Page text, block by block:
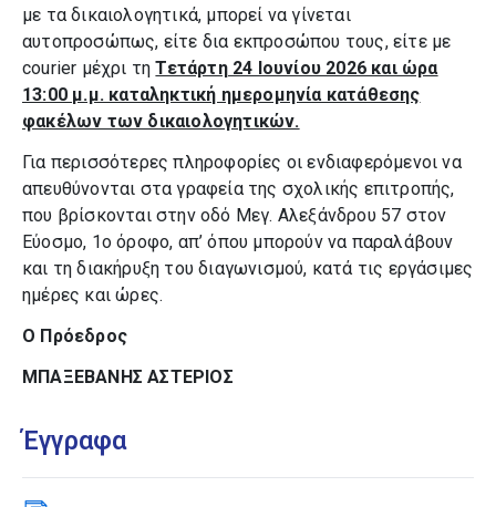
με τα δικαιολογητικά, μπορεί να γίνεται
αυτοπροσώπως, είτε δια εκπροσώπου τους, είτε με
courier μέχρι τηΤετάρτη 24 Ιουνίου 2026 και ώρα
13:00 μ.μ. καταληκτική ημερομηνία κατάθεσης
φακέλων των δικαιολογητικών.
Για περισσότερες πληροφορίες οι ενδιαφερόμενοι να
απευθύνονται στα γραφεία της σχολικής επιτροπής,
που βρίσκονται στην οδό Μεγ. Αλεξάνδρου 57 στον
Εύοσμο, 1ο όροφο, απ’ όπου μπορούν να παραλάβουν
και τη διακήρυξη του διαγωνισμού, κατά τις εργάσιμες
ημέρες και ώρες.
Ο Πρόεδρος
ΜΠΑΞΕΒΑΝΗΣ ΑΣΤΕΡΙΟΣ
Έγγραφα